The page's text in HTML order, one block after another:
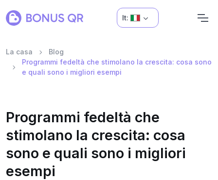
It:
La casa
Blog
Programmi fedeltà che stimolano la crescita: cosa sono
e quali sono i migliori esempi
Programmi fedeltà che
stimolano la crescita: cosa
sono e quali sono i migliori
esempi